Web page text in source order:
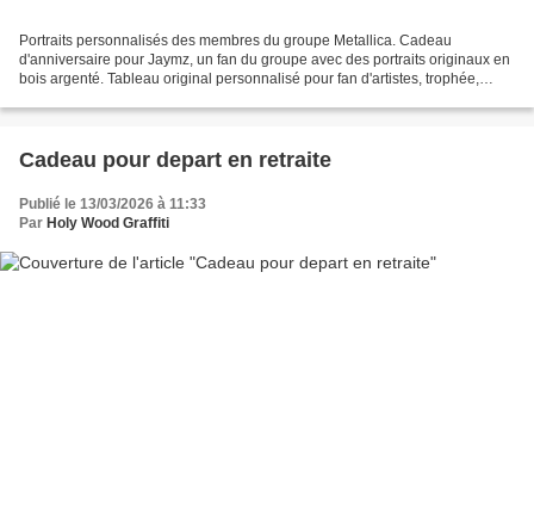
Portraits personnalisés des membres du groupe Metallica. Cadeau
d'anniversaire pour Jaymz, un fan du groupe avec des portraits originaux en
bois argenté. Tableau original personnalisé pour fan d'artistes, trophée,
Cadeau pour depart en retraite
Publié le 13/03/2026 à 11:33
Par Holy Wood Graffiti